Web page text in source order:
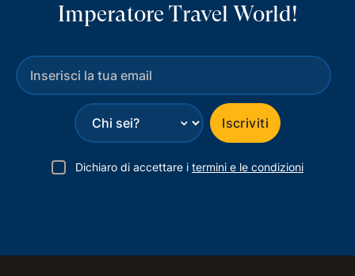
Imperatore Travel World!
⌄ Iscriviti
Dichiaro di accettare i termini e le condizioni